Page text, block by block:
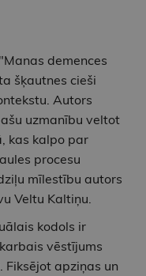
demences
šķautnes cieši
Autors
uzmanību veltot
kas kalpo par
procesu
mīlestību autors
Veltu Kaltiņu.
kodols ir
vēstījums
Fiksējot apziņas un